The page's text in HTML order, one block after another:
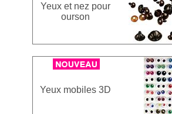
Yeux et nez pour
ourson
Yeux mobiles 3D